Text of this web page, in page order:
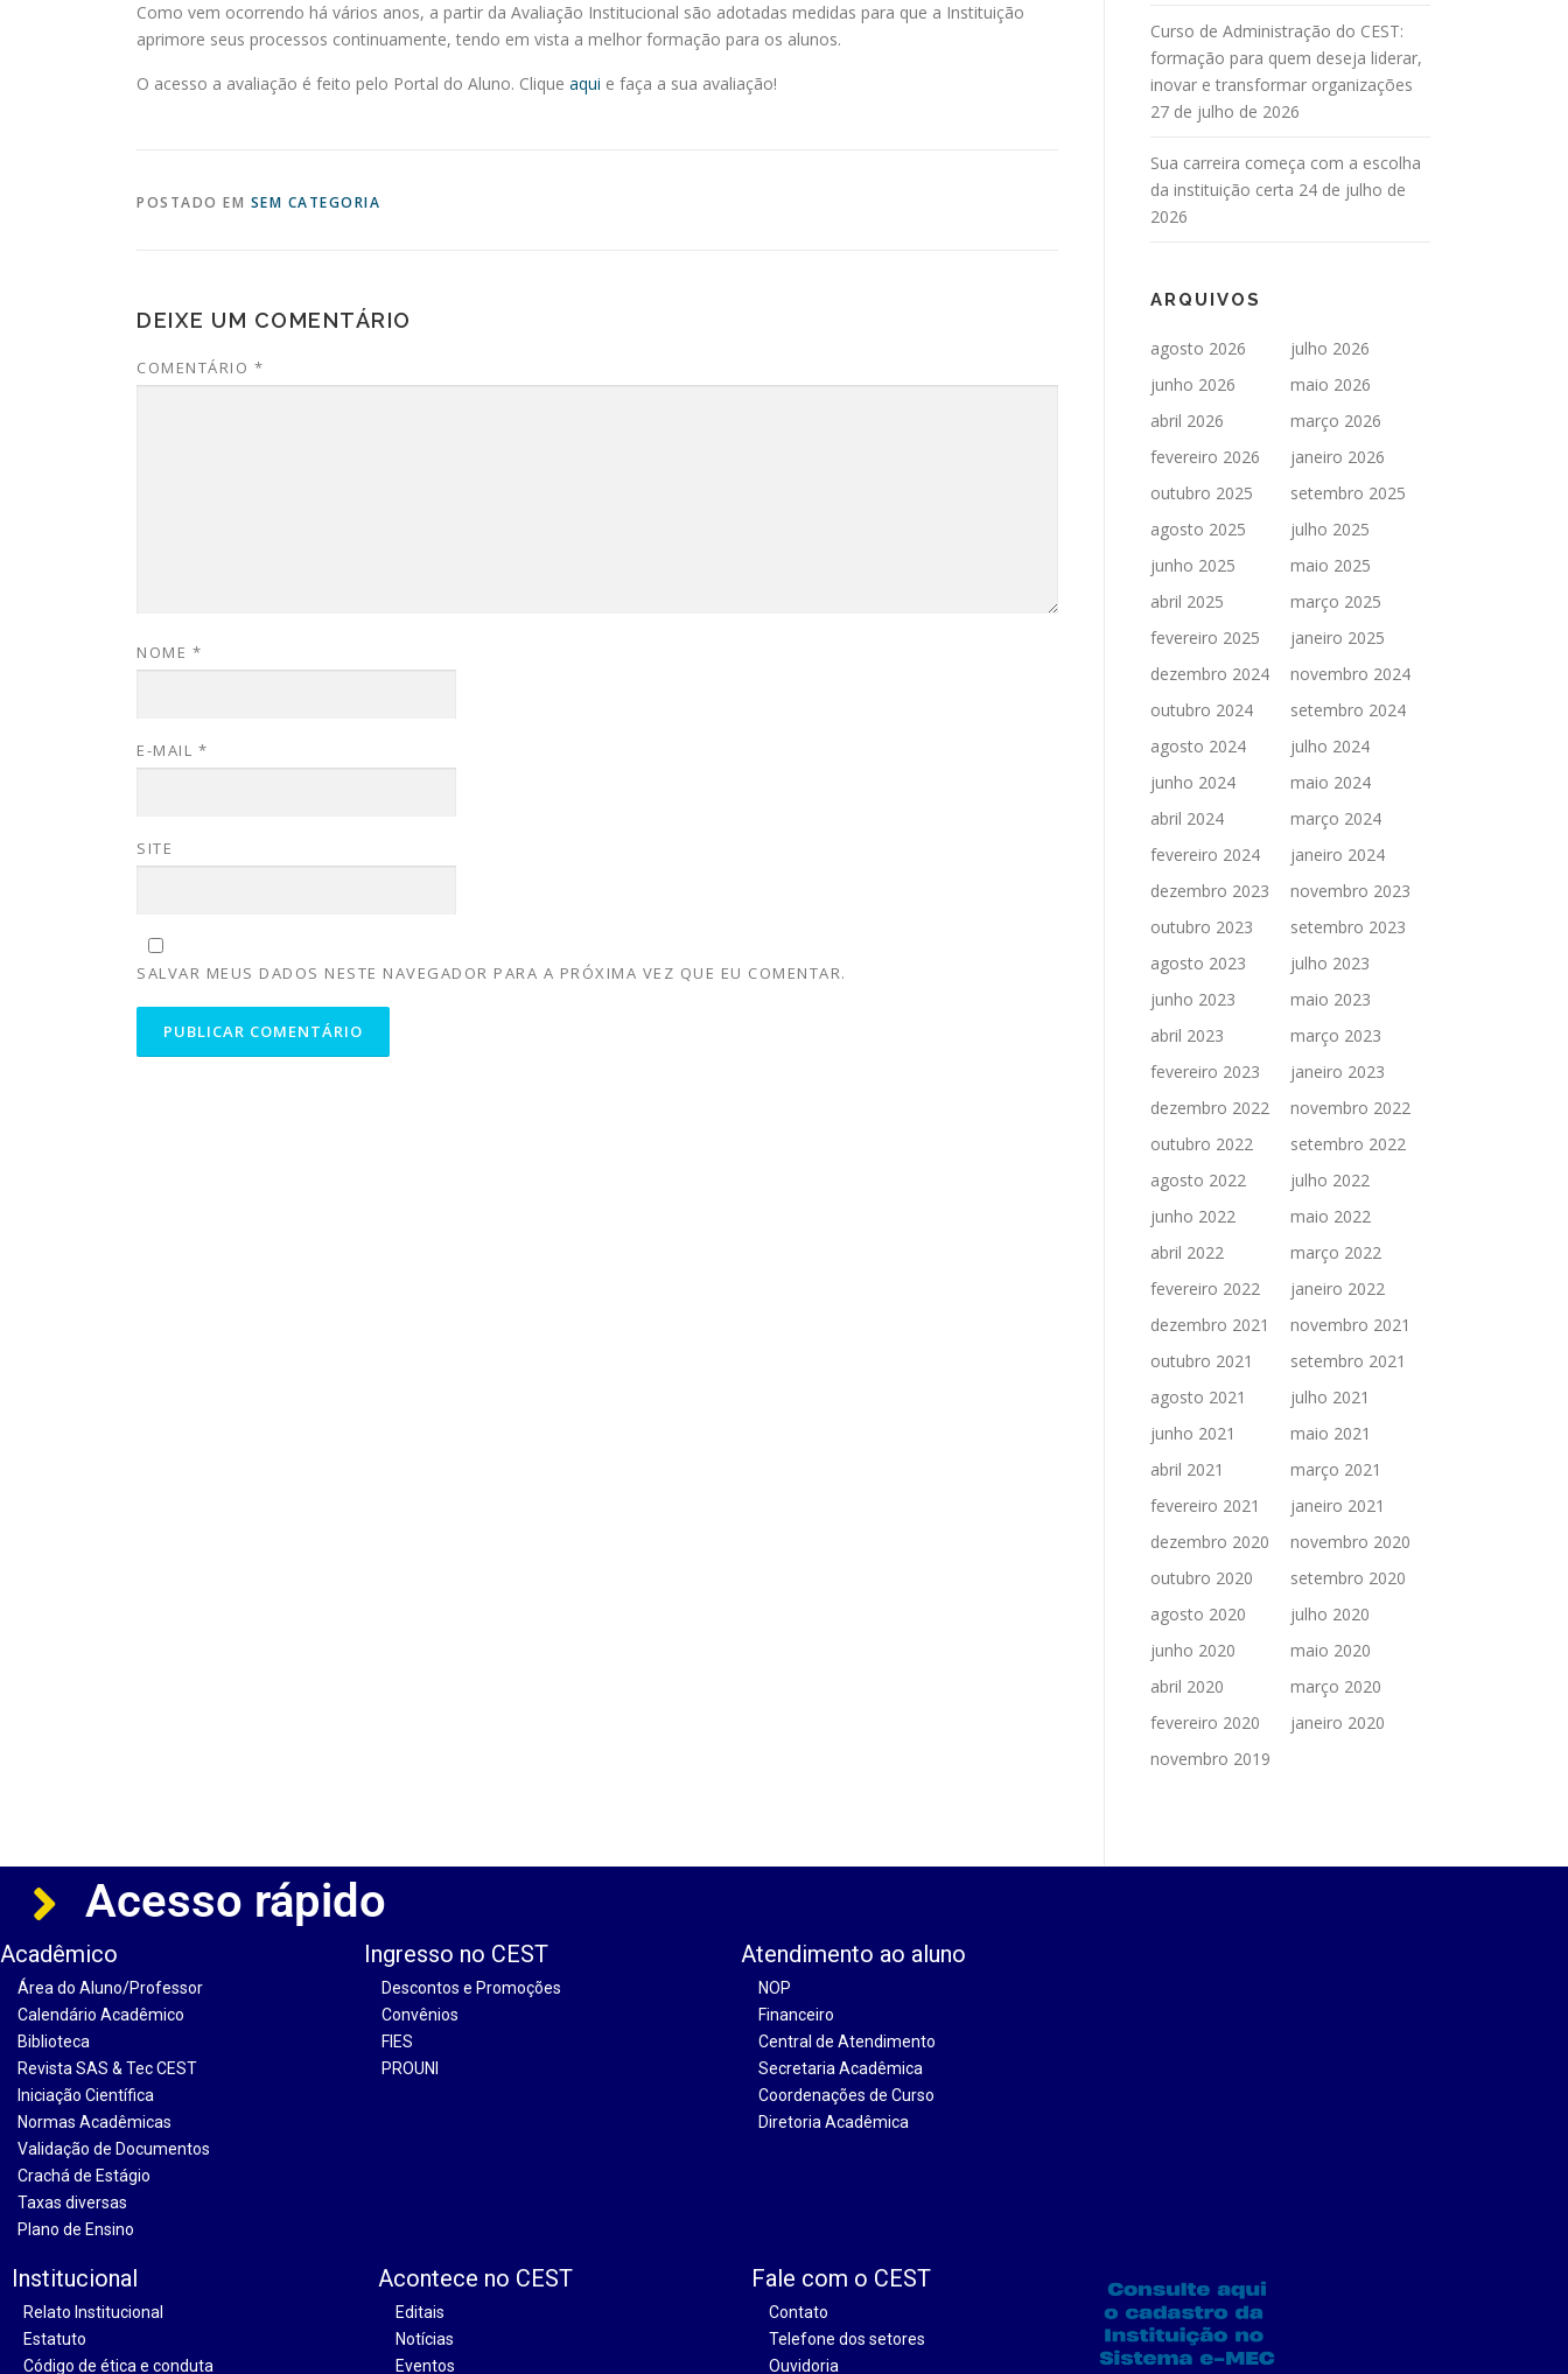
Como vem ocorrendo há vários anos, a partir da Avaliação Institucional são adotadas medidas para que a Instituição
aprimore seus processos continuamente, tendo em vista a melhor formação para os alunos.
O acesso a avaliação é feito pelo Portal do Aluno. Clique aqui e faça a sua avaliação!
POSTADO EM SEM CATEGORIA
DEIXE UM COMENTÁRIO
COMENTÁRIO *
NOME *
E-MAIL *
SITE
SALVAR MEUS DADOS NESTE NAVEGADOR PARA A PRÓXIMA VEZ QUE EU COMENTAR.
Curso de Administração do CEST:
formação para quem deseja liderar,
inovar e transformar organizações
27 de julho de 2026
Sua carreira começa com a escolha
da instituição certa 24 de julho de
2026
ARQUIVOS
agosto 2026
julho 2026
junho 2026
maio 2026
abril 2026
março 2026
fevereiro 2026
janeiro 2026
outubro 2025
setembro 2025
agosto 2025
julho 2025
junho 2025
maio 2025
abril 2025
março 2025
fevereiro 2025
janeiro 2025
dezembro 2024
novembro 2024
outubro 2024
setembro 2024
agosto 2024
julho 2024
junho 2024
maio 2024
abril 2024
março 2024
fevereiro 2024
janeiro 2024
dezembro 2023
novembro 2023
outubro 2023
setembro 2023
agosto 2023
julho 2023
junho 2023
maio 2023
abril 2023
março 2023
fevereiro 2023
janeiro 2023
dezembro 2022
novembro 2022
outubro 2022
setembro 2022
agosto 2022
julho 2022
junho 2022
maio 2022
abril 2022
março 2022
fevereiro 2022
janeiro 2022
dezembro 2021
novembro 2021
outubro 2021
setembro 2021
agosto 2021
julho 2021
junho 2021
maio 2021
abril 2021
março 2021
fevereiro 2021
janeiro 2021
dezembro 2020
novembro 2020
outubro 2020
setembro 2020
agosto 2020
julho 2020
junho 2020
maio 2020
abril 2020
março 2020
fevereiro 2020
janeiro 2020
novembro 2019
Acesso rápido
Acadêmico
Área do Aluno/Professor
Calendário Acadêmico
Biblioteca
Revista SAS & Tec CEST
Iniciação Científica
Normas Acadêmicas
Validação de Documentos
Crachá de Estágio
Taxas diversas
Plano de Ensino
Ingresso no CEST
Descontos e Promoções
Convênios
FIES
PROUNI
Atendimento ao aluno
NOP
Financeiro
Central de Atendimento
Secretaria Acadêmica
Coordenações de Curso
Diretoria Acadêmica
Institucional
Relato Institucional
Estatuto
Código de ética e conduta
Acontece no CEST
Editais
Notícias
Eventos
Fale com o CEST
Contato
Telefone dos setores
Ouvidoria